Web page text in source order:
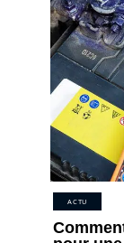
ACTU